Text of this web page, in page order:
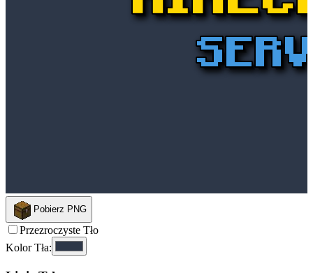
Pobierz PNG
Przezroczyste Tło
Kolor Tła: